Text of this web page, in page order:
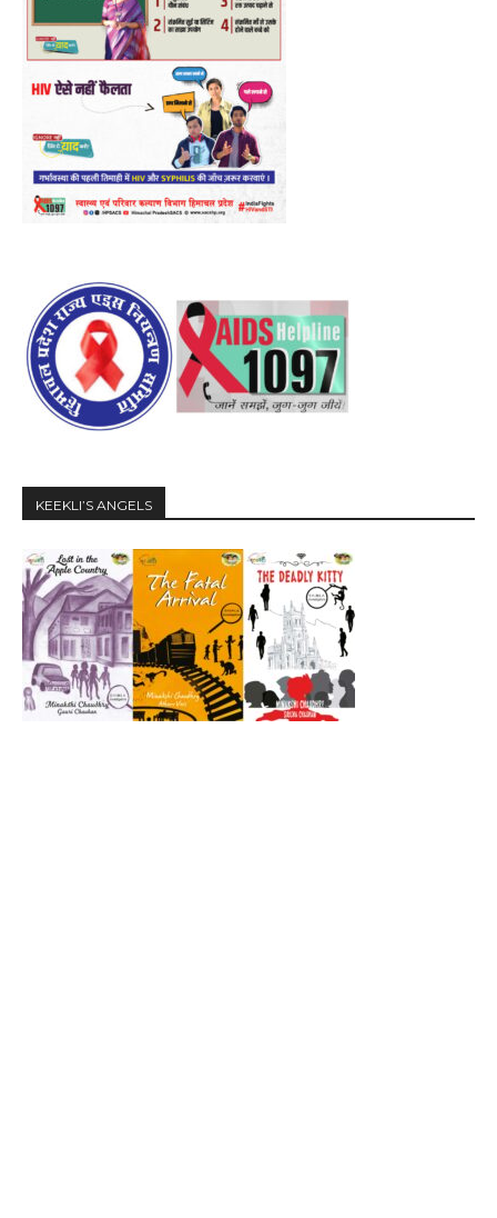
KEEKLI’S ANGELS